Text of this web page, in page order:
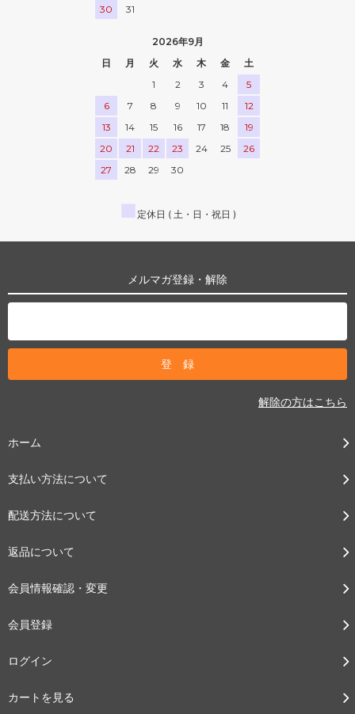
30
31
2026年9月
日
月 火 水 木 金
土
1
2 3 4
5
6
7 8 9 10 11
12
13
14 15 16 17 18
19
20
21 22 23 24 25
26
27
28 29 30
■ 定休日 ( 土・日・祝日 )
メルマガ登録・解除
解除の方はこちら
ホーム
支払い方法について
配送方法について
返品について
会員情報確認・変更
会員登録
ログイン
カートを見る